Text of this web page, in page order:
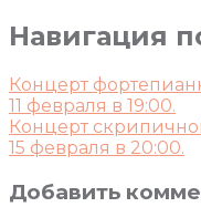
Навигация
Концерт
11 февраля в 19:00.
Концерт
15 февраля в 20:00.
Добавить